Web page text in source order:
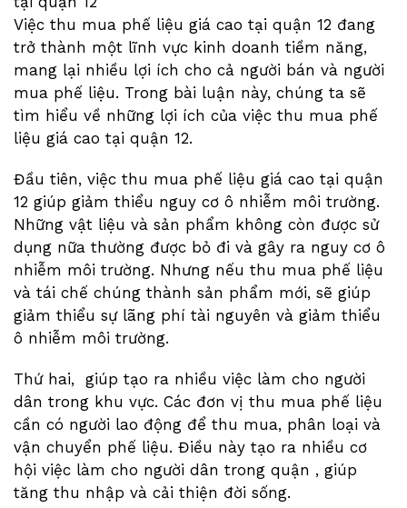
Việc thu mua phế liệu giá cao tại quận 12 đang
trở thành một lĩnh vực kinh doanh tiềm năng,
mang lại nhiều lợi ích cho cả người bán và người
mua phế liệu. Trong bài luận này, chúng ta sẽ
tìm hiểu về những lợi ích của việc thu mua phế
liệu giá cao tại quận 12.
Đầu tiên, việc thu mua phế liệu giá cao tại quận
12 giúp giảm thiểu nguy cơ ô nhiễm môi trường.
Những vật liệu và sản phẩm không còn được sử
dụng nữa thường được bỏ đi và gây ra nguy cơ ô
nhiễm môi trường. Nhưng nếu thu mua phế liệu
và tái chế chúng thành sản phẩm mới, sẽ giúp
giảm thiểu sự lãng phí tài nguyên và giảm thiểu
ô nhiễm môi trường.
Thứ hai, giúp tạo ra nhiều việc làm cho người
dân trong khu vực. Các đơn vị thu mua phế liệu
cần có người lao động để thu mua, phân loại và
vận chuyển phế liệu. Điều này tạo ra nhiều cơ
hội việc làm cho người dân trong quận , giúp
tăng thu nhập và cải thiện đời sống.